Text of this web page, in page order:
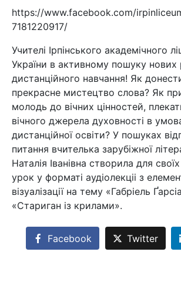
https://www.facebook.com/
7181220917/
Учителі Ірпінського академічного
України в активному пошуку нових
дистанційного навчання! Як
прекрасне мистецтво слова? Як
молодь до вічних цінностей,
вічного джерела духовності в
дистанційної освіти? У пошуках
питання вчителька зарубіжної
Наталія Іванівна створила для
урок у форматі аудіолекціі з
візуалізації на тему «Габріель
«Стариган із крилами».
Facebook Twitter